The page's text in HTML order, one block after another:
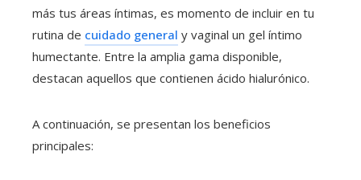
más tus áreas íntimas, es momento de incluir en tu
rutina de cuidado general y vaginal un gel íntimo
humectante. Entre la amplia gama disponible,
destacan aquellos que contienen ácido hialurónico.
A continuación, se presentan los beneficios
principales: